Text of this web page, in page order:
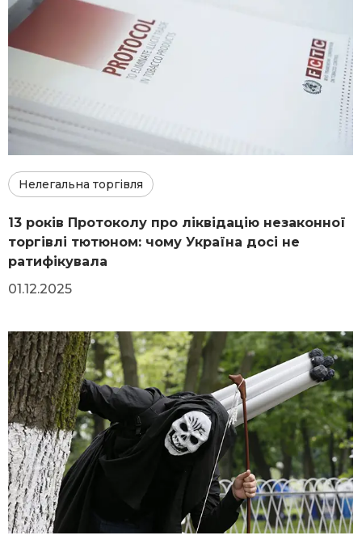
Нелегальна торгівля
13 років Протоколу про ліквідацію незаконної
торгівлі тютюном: чому Україна досі не
ратифікувала
01.12.2025